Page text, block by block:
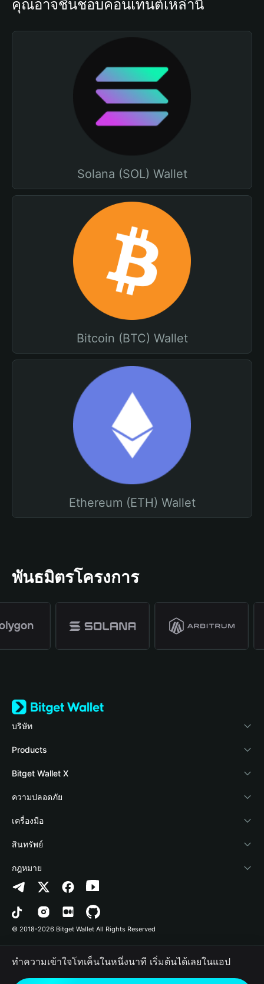
คุณอาจชื่นชอบคอนเทนต์เหล่านี้
Solana (SOL) Wallet
Bitcoin (BTC) Wallet
Ethereum (ETH) Wallet
พันธมิตรโครงการ
บริษัท
เกี่ยวกับ Bitget Wallet
Blog
Academy
ข่าวสารด้านคริปโต
ศูนย์ช่วยเหลือ
ติดต่อเรา
ทรัพยากรข้อมูลของแบรนด์
อาชีพ
Products
Crypto Card
Stablecoin Earn
Payfi Crypto
Crypto Swap API
Altcoin Season Index
Prediction Markets
DApp
RWA
Bitget Wallet X
นักพัฒนา
เชื่อมต่อ Wallet
Bitget Wallet Pay
ลิสต์โปรเจกต์
ความปลอดภัย
Protection Fund
เทคโนโลยีความปลอดภัย
เครื่องมือ
ซื้อคริปโต
การตรวจจับการอนุญาต
การตรวจจับสัญญา
การโอนเป็นชุด
สินทรัพย์
Arbitrum
Avalanche
Bitcoin
Polygon
กฎหมาย
นโยบายความเป็นส่วนตัว
ข้อตกลงในการใช้บริการ
© 2018-2026 Bitget Wallet All Rights Reserved
ทำความเข้าใจโทเค็นในหนึ่งนาที เริ่มต้นได้เลยในแอป